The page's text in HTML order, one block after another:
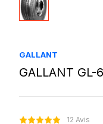
GALLANT
GALLANT GL-
12 Avis